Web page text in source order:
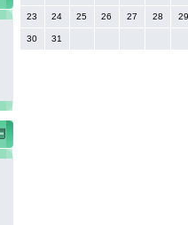
23 24 25 26 27 28 29
30 31